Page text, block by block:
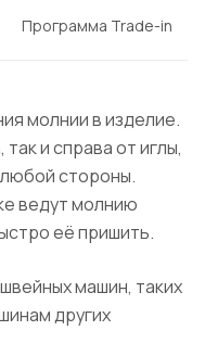
Программа Trade-in
молнии в изделие.
и справа от иглы,
стороны.
ведут молнию
её пришить.
машин, таких
других